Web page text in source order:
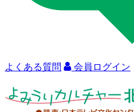
よくある質問 会員ログイン